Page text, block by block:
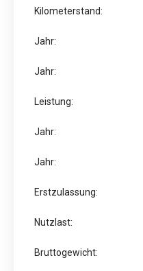
Kilometerstand:
Jahr:
Jahr:
Leistung:
Jahr:
Jahr:
Erstzulassung:
Nutzlast:
Bruttogewicht: